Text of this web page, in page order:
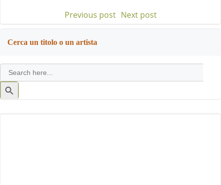
Post
navigation
Previous post Post
Next post
Cerca un titolo o un artista
Search
for:
Search
Button